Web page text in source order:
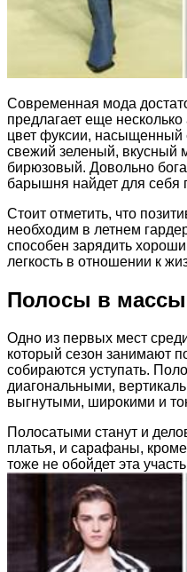
Современная мода
предлагает еще
цвет фуксии, насыщенный
свежий зеленый, вкусный
бирюзовый. Довольно
барышня найдет для себя
Стоит отметить, что
необходим в летнем
способен зарядить
легкость в отношении к
Полосы в массы
Одно из первых мест
который сезон занимают
собираются уступать.
диагональными,
выгнутыми, широкими и
Полосатыми станут и
платья, и сарафаны,
тоже не обойдет эта